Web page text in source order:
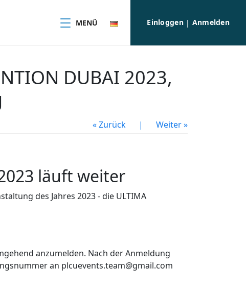
MENÜ Einloggen| Anmelden
DUBAI 2023,
« Zurück | Weiter »
läuft weiter
des Jahres 2023 - die ULTIMA
anzumelden. Nach der Anmeldung
an plcuevents.team@gmail.com